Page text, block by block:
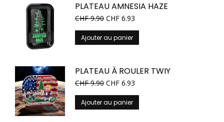
PLATEAU AMNESIA HAZE
CHF9.90 CHF 6.93
Ajouter au panier
PLATEAU À ROULER TWIY
CHF9.90 CHF 6.93
Ajouter au panier